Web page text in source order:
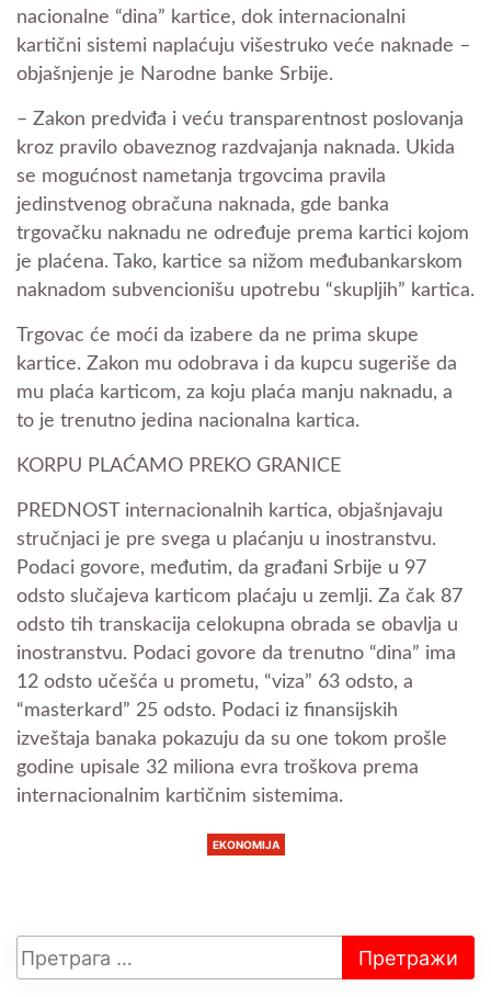
nacionalne “dina” kartice, dok internacionalni
kartični sistemi naplaćuju višestruko veće naknade –
objašnjenje je Narodne banke Srbije.
– Zakon predviđa i veću transparentnost poslovanja
kroz pravilo obaveznog razdvajanja naknada. Ukida
se mogućnost nametanja trgovcima pravila
jedinstvenog obračuna naknada, gde banka
trgovačku naknadu ne određuje prema kartici kojom
je plaćena. Tako, kartice sa nižom međubankarskom
naknadom subvencionišu upotrebu “skupljih” kartica.
Trgovac će moći da izabere da ne prima skupe
kartice. Zakon mu odobrava i da kupcu sugeriše da
mu plaća karticom, za koju plaća manju naknadu, a
to je trenutno jedina nacionalna kartica.
KORPU PLAĆAMO PREKO GRANICE
PREDNOST internacionalnih kartica, objašnjavaju
stručnjaci je pre svega u plaćanju u inostranstvu.
Podaci govore, međutim, da građani Srbije u 97
odsto slučajeva karticom plaćaju u zemlji. Za čak 87
odsto tih transkacija celokupna obrada se obavlja u
inostranstvu. Podaci govore da trenutno “dina” ima
12 odsto učešća u prometu, “viza” 63 odsto, a
“masterkard” 25 odsto. Podaci iz finansijskih
izveštaja banaka pokazuju da su one tokom prošle
godine upisale 32 miliona evra troškova prema
internacionalnim kartičnim sistemima.
EKONOMIJA